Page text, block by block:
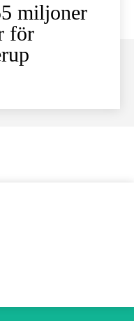
miljoner
för